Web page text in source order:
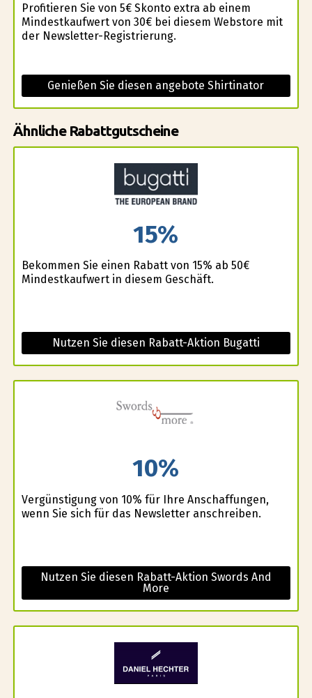
Profitieren Sie von 5€ Skonto extra ab einem
Mindestkaufwert von 30€ bei diesem Webstore mit
der Newsletter-Registrierung.
Genießen Sie diesen angebote Shirtinator
Ähnliche Rabattgutscheine
15%
Bekommen Sie einen Rabatt von 15% ab 50€
Mindestkaufwert in diesem Geschäft.
Nutzen Sie diesen Rabatt-Aktion Bugatti
10%
Vergünstigung von 10% für Ihre Anschaffungen,
wenn Sie sich für das Newsletter anschreiben.
Nutzen Sie diesen Rabatt-Aktion Swords And
More